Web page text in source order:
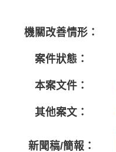
機關改善情形：
案件狀態：
本案文件：
其他案文：
新聞稿/簡報：